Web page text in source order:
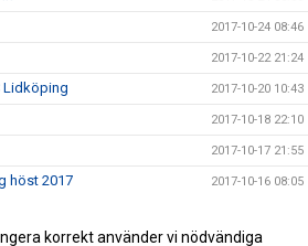
2017-10-24 08:46
2017-10-22 21:24
Lidköping 2017-10-20 10:43
2017-10-18 22:10
2017-10-17 21:55
höst 2017 2017-10-16 08:05
korrekt använder vi nödvändiga